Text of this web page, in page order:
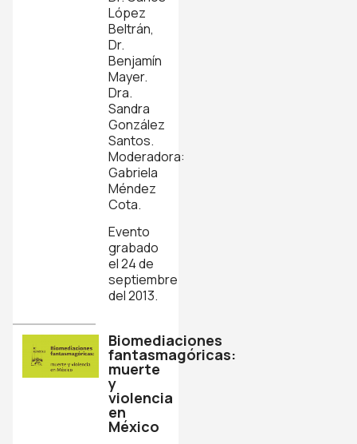
López
Beltrán,
Dr.
Benjamín
Mayer.
Dra.
Sandra
González
Santos.
Moderadora:
Gabriela
Méndez
Cota.
Evento
grabado
el 24 de
septiembre
del 2013.
Biomediaciones
fantasmagóricas:
muerte
y
violencia
en
México